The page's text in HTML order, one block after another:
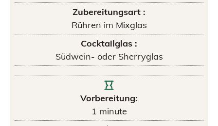
Zubereitungsart :
Rühren im Mixglas
Cocktailglas :
Südwein- oder Sherryglas
Vorbereitung:
1 minute